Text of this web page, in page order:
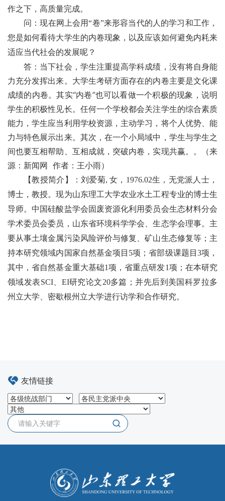
作之下，高质量完成。
问：现在网上会用“卷”来形容当代的人的学习和工作，
您是如何看待大学生的内卷现象，以及应该如何避免内耗来
适应当代社会的发展呢？
答：当下社会，学生注重提高学科成绩，没有将自身能
力充分发挥出来。大学生考研方面存在的内卷主要是文化课
成绩的内卷。其实“内卷”也可以看做一个积极的现象，说明
学生的积极性见长。任何一个学校都会关注学生的综合素质
能力，学生应当利用学校资源，主动学习，将个人优势、能
力与特色展示出来。其次，在一个小局域中，学生与学生之
间也要互相帮助、互相成就，突破内卷，实现共赢。
。（来
源：新闻网 作者：王小雨）
【教授简介】：刘爱菊,女， 1976.02生，无党派人士，
博士，教授。现为山东理工大学农业水土工程专业的博士生
导师。中国硅酸盐学会固废资源化利用委员会生态材料分会
学术委员会委员，山东省环境科学学会、生态学会理事。主
要从事土壤金属污染风险评价与修复、矿山生态修复等；主
持本研究领域内国家自然基金项目 5项；省部级课题目 3项，
其中，省自然基金重大基础1项，省重点研发1项；在本研究
领域发表SCI、 EI研究论文20多篇；并先后到美国科罗拉多
州立大学、密歇根州立大学进行访学和合作研究。
友情链接